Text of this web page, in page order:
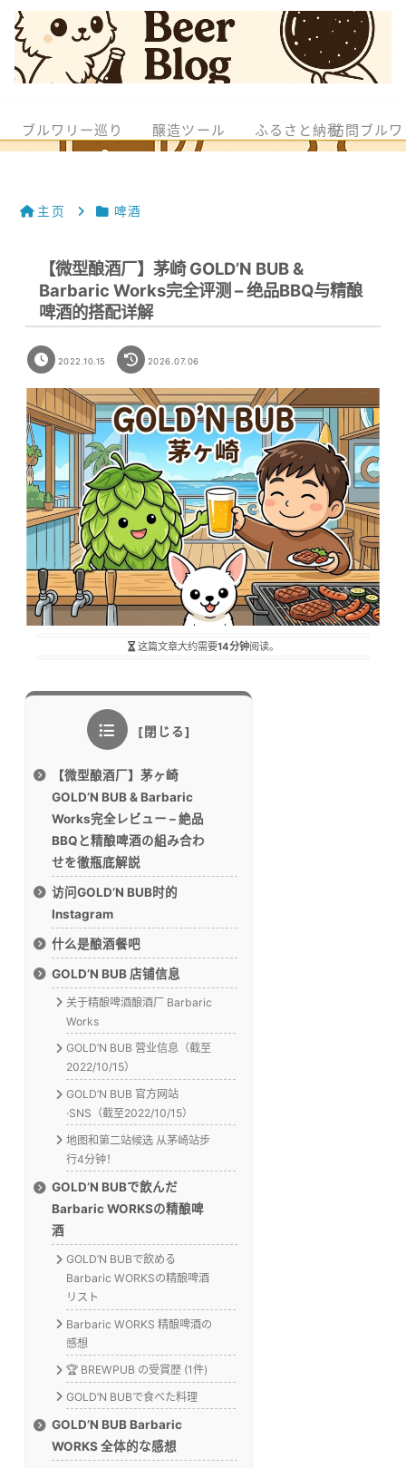
ブルワリー巡り 醸造ツール ふるさと納税訪問ブル
主页 啤酒
【微型酿酒厂】茅崎 GOLD’N BUB &
Barbaric Works完全评测 – 绝品BBQ与精酿
啤酒的搭配详解
2022.10.15 2026.07.06
这篇文章大约需要14分钟阅读。
【微型酿酒厂】茅ヶ崎
GOLD’N BUB & Barbaric
Works完全レビュー – 絶品
BBQと精酿啤酒の組み合わ
せを徹瓶底解説
访问GOLD’N BUB时的
Instagram
什么是酿酒餐吧
GOLD’N BUB 店铺信息
关于精酿啤酒酿酒厂 Barbaric
Works
GOLD’N BUB 营业信息（截至
2022/10/15）
GOLD’N BUB 官方网站
·SNS（截至2022/10/15）
地图和第二站候选 从茅崎站步
行4分钟！
GOLD’N BUBで飲んだ
Barbaric WORKSの精酿啤
酒
GOLD’N BUBで飲める
Barbaric WORKSの精酿啤酒
リスト
Barbaric WORKS 精酿啤酒の
感想
🏆 BREWPUB の受賞歴 (1件)
GOLD’N BUBで食べた料理
GOLD’N BUB Barbaric
WORKS 全体的な感想